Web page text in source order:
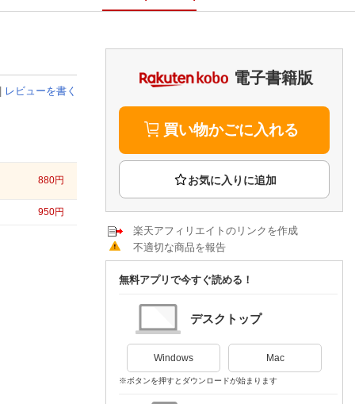
楽天ミュージック
楽天TV
動画配信ガイド
Rakuten PLAY
Rチャンネル
楽天チケット
エンタメニュース
推し楽
レビューを書く
880円
950円
電子書籍版
買い物かごに入れる
楽天アフィリエイトのリンクを作成
不適切な商品を報告
無料アプリで今すぐ読める！
デスクトップ
Windows Mac
※ボタンを押すとダウンロードが始まります